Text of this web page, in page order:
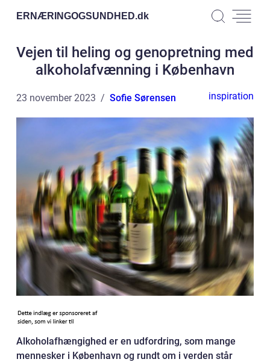
ERNÆRINGOGSUNDHED.dk
Vejen til heling og genopretning med
alkoholafvænning i København
23 november 2023 Sofie Sørensen inspiration
Alkoholafhængighed er en udfordring, som mange
mennesker i København og rundt om i verden står